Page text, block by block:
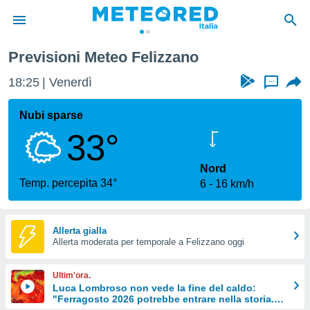
di
per
le
di
Web
le
Previsioni Meteo Felizzano
18:25 Venerdì ...
Nubi sparse
33°
Temp. percepita 34°
Nord
6
16 km/h
Allerta gialla
Allerta moderata per temporale a Felizzano oggi
Ultim'ora.
Luca Lombroso non vede la fine del caldo:
"Ferragosto 2026 potrebbe entrare nella storia.